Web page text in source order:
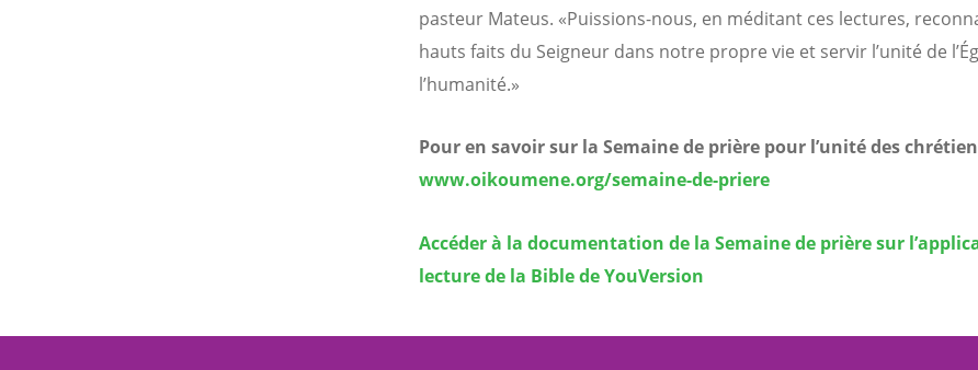
pasteur Mateus. «Puissions-nous, en méditant ces lectures,
hauts faits du Seigneur dans notre propre vie et servir l’unité de
l’humanité.»
Pour en savoir sur la Semaine de prière pour l’unité des
www.oikoumene.org/semaine-de-priere
Accéder à la documentation de la Semaine de prière sur
lecture de la Bible de YouVersion